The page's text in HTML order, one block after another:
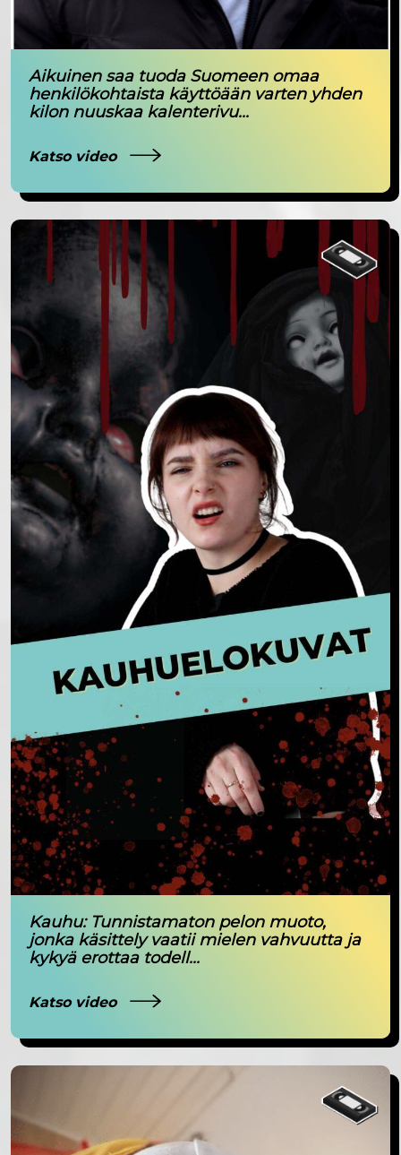
Aikuinen saa tuoda Suomeen omaa
henkilökohtaista käyttöään varten yhden
kilon nuuskaa kalenterivu...
Katso video
Kauhu: Tunnistamaton pelon muoto,
jonka käsittely vaatii mielen vahvuutta ja
kykyä erottaa todell...
Katso video